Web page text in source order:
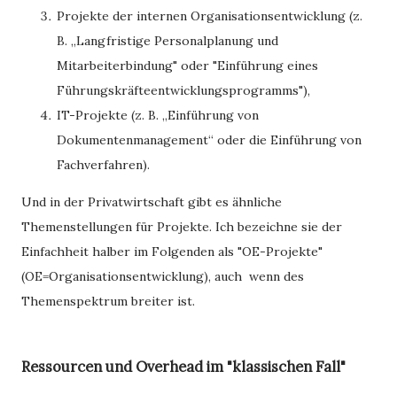
Projekte der internen Organisationsentwicklung (z.
B. „Langfristige Personalplanung und
Mitarbeiterbindung" oder "Einführung eines
Führungskräfteentwicklungsprogramms"),
IT-Projekte (z. B. „Einführung von
Dokumentenmanagement“ oder die Einführung von
Fachverfahren).
Und in der Privatwirtschaft gibt es ähnliche
Themenstellungen für Projekte. Ich bezeichne sie der
Einfachheit halber im Folgenden als "OE-Projekte"
(OE=Organisationsentwicklung), auch wenn des
Themenspektrum breiter ist.
Ressourcen und Overhead im "klassischen Fall"